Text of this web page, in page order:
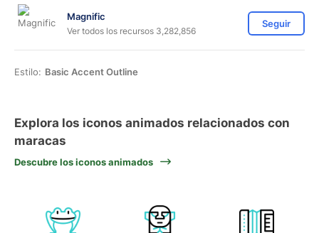
Magnific
Ver todos los recursos 3,282,856
Seguir
Estilo: Basic Accent Outline
Explora los iconos animados relacionados con
maracas
Descubre los iconos animados